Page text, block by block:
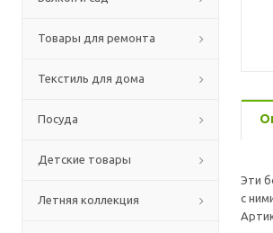
Товары для ремонта
Текстиль для дома
Посуда
Детские товары
Летняя коллекция
Эти
с